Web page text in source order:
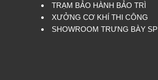
TRẠM BẢO HÀNH BẢO TRÌ
XƯỞNG CƠ KHÍ THI CÔNG
SHOWROOM TRƯNG BÀY SP